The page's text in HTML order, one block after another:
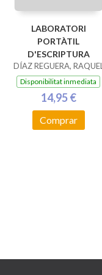
LABORATORI
PORTÀTIL
D'ESCRIPTURA
DÍAZ REGUERA, RAQUEL
Disponibilitat inmediata
14,95 €
Comprar